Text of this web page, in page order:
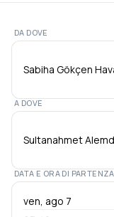
DA DOVE
A DOVE
DATA E ORA DI PARTENZA